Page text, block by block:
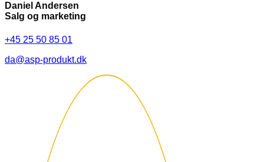
Daniel Andersen
Salg og marketing
+45 25 50 85 01
da@asp-produkt.dk